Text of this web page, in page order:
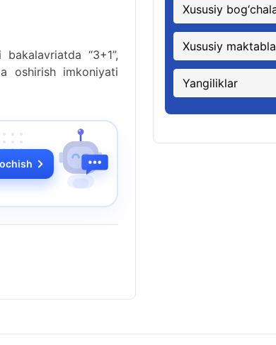
“3+1”,
oshirish imkoniyati
Xususiy
Xususiy
Yangiliklar